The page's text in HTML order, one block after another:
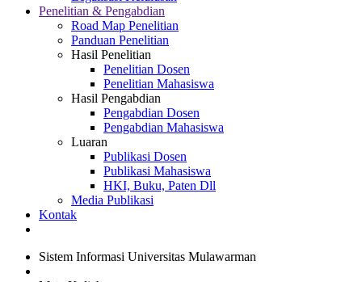
Penelitian & Pengabdian
Road Map Penelitian
Panduan Penelitian
Hasil Penelitian
Penelitian Dosen
Penelitian Mahasiswa
Hasil Pengabdian
Pengabdian Dosen
Pengabdian Mahasiswa
Luaran
Publikasi Dosen
Publikasi Mahasiswa
HKI, Buku, Paten Dll
Media Publikasi
Kontak
Sistem Informasi Universitas Mulawarman